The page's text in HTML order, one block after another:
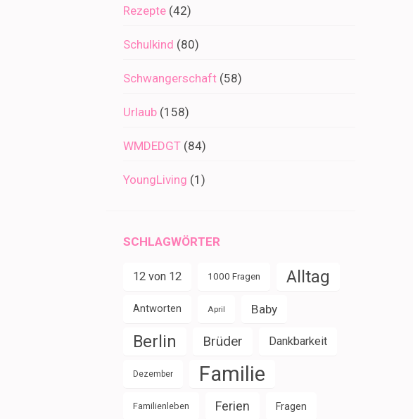
Rezepte (42)
Schulkind (80)
Schwangerschaft (58)
Urlaub (158)
WMDEDGT (84)
YoungLiving (1)
SCHLAGWÖRTER
12 von 12 1000 Fragen Alltag
Antworten April Baby
Berlin Brüder Dankbarkeit
Dezember Familie
Familienleben Ferien Fragen